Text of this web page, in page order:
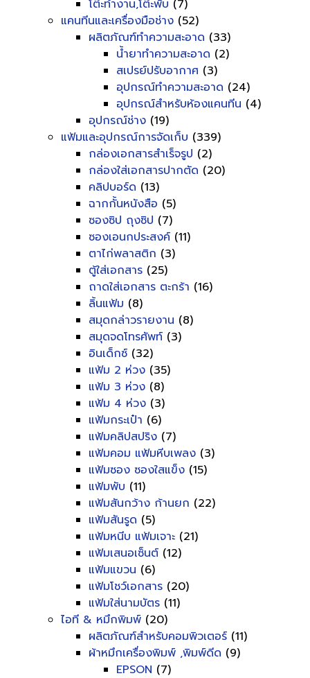
โต๊ะทำงาน,โต๊ะพับ (7)
แคนทีนและเครื่องมือช่าง (52)
ผลิตภัณฑ์ทำความสะอาด (33)
น้ำยาทำความสะอาด (2)
สเปรย์ปรับอากาศ (3)
อุปกรณ์ทำความสะอาด (24)
อุปกรณ์สำหรับห้องแคนทีน (4)
อุปกรณ์ช่าง (19)
แฟ้มและอุปกรณ์การจัดเก็บ (339)
กล่องเอกสารสำเร็จรูป (2)
กล่องใส่เอกสารปากตัด (20)
คลิปบอร์ด (13)
ฉากกั้นหนังสือ (5)
ซองซิป ถุงซิป (7)
ซองเอนกประสงค์ (11)
ตาไก่พลาสติก (3)
ตู้ใส่เอกสาร (25)
ถาดใส่เอกสาร ตะกร้า (16)
ลิ้นแฟ้ม (8)
สมุดกล่าวรายงาน (8)
สมุดจดโทรศัพท์ (3)
อินเด็กซ์ (32)
แฟ้ม 2 ห่วง (35)
แฟ้ม 3 ห่วง (8)
แฟ้ม 4 ห่วง (3)
แฟ้มกระเป๋า (6)
แฟ้มคลิปสปริง (7)
แฟ้มคอม แฟ้มหีบเพลง (3)
แฟ้มซอง ซองใสแข็ง (15)
แฟ้มพับ (11)
แฟ้มสันกว้าง ก้านยก (22)
แฟ้มสันรูด (5)
แฟ้มหนีบ แฟ้มเจาะ (21)
แฟ้มเสนอเซ็นต์ (12)
แฟ้มแขวน (6)
แฟ้มโชว์เอกสาร (20)
แฟ้มใส่นามบัตร (11)
ไอที & หมึกพิมพ์ (20)
ผลิตภัณฑ์สำหรับคอมพิวเตอร์ (11)
ผ้าหมึกเครื่องพิมพ์ ,พิมพ์ดีด (9)
EPSON (7)